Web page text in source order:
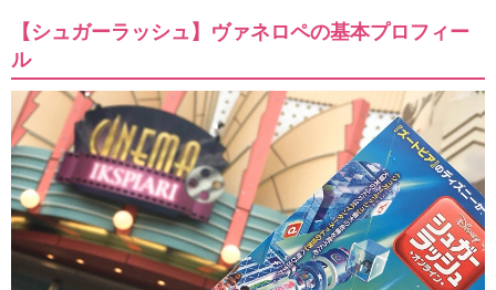
【シュガーラッシュ】ヴァネロペの基本プロフィー
ル